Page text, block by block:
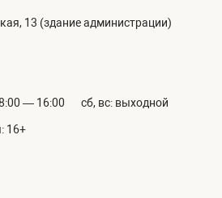
13 (здание администрации)
— 16:00 сб, вс: выходной
16+